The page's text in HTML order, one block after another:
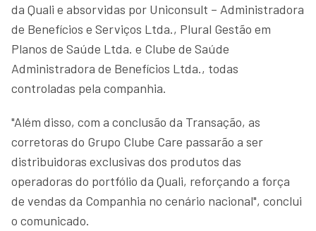
da Quali e absorvidas por Uniconsult – Administradora
de Benefícios e Serviços Ltda., Plural Gestão em
Planos de Saúde Ltda. e Clube de Saúde
Administradora de Benefícios Ltda., todas
controladas pela companhia.
"Além disso, com a conclusão da Transação, as
corretoras do Grupo Clube Care passarão a ser
distribuidoras exclusivas dos produtos das
operadoras do portfólio da Quali, reforçando a força
de vendas da Companhia no cenário nacional", conclui
o comunicado.